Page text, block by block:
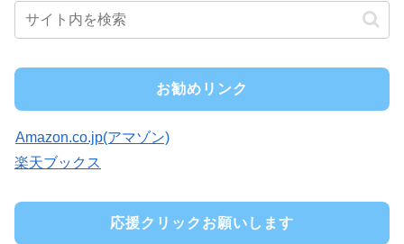
お勧めリンク
Amazon.co.jp(アマゾン)
楽天ブックス
応援クリックお願いします